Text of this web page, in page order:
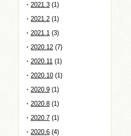
2021.3 (1)
2021.2 (1)
2021.1 (3)
2020.12 (7)
2020.11 (1)
2020.10 (1)
2020.9 (1)
2020.8 (1)
2020.7 (1)
2020.6 (4)